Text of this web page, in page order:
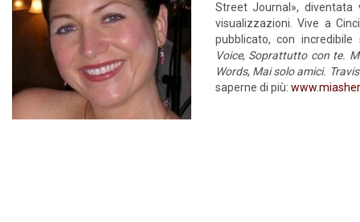
Street Journal»,
visualizzazioni. Vive a
pubblicato, con
Voice, Soprattutto con te.
Words, Mai solo amici. Travis
saperne di più: